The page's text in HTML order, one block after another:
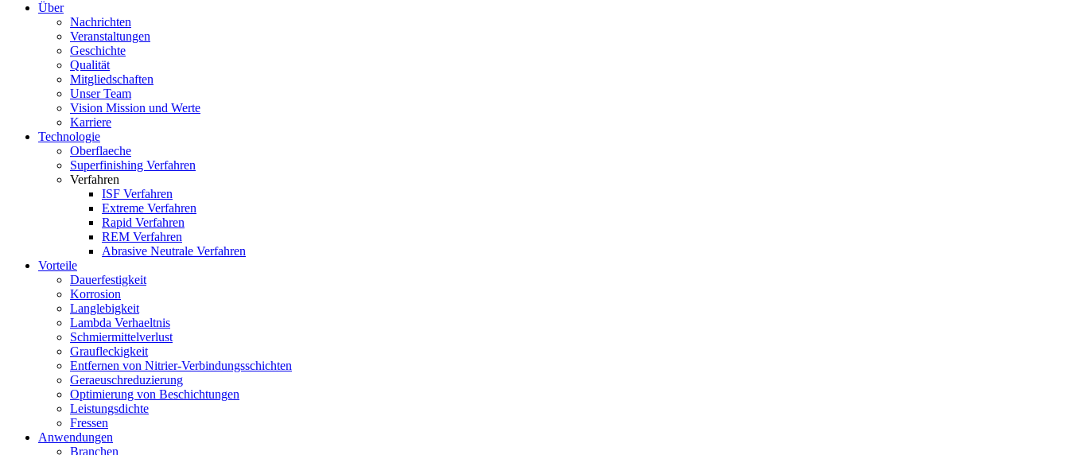
Über
Nachrichten
Veranstaltungen
Geschichte
Qualität
Mitgliedschaften
Unser Team
Vision Mission und Werte
Karriere
Technologie
Oberflaeche
Superfinishing Verfahren
Verfahren
ISF Verfahren
Extreme Verfahren
Rapid Verfahren
REM Verfahren
Abrasive Neutrale Verfahren
Vorteile
Dauerfestigkeit
Korrosion
Langlebigkeit
Lambda Verhaeltnis
Schmiermittelverlust
Graufleckigkeit
Entfernen von Nitrier-Verbindungsschichten
Geraeuschreduzierung
Optimierung von Beschichtungen
Leistungsdichte
Fressen
Anwendungen
Branchen